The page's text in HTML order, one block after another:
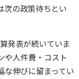
次の政策待ちとい
発表が続いていま
や人件費・コスト
な伸びに留まってい